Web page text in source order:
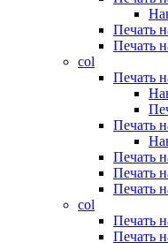
Печать
Печать
col
Печать
Печать
Печать
Печать
Печать
col
Печать
Печать